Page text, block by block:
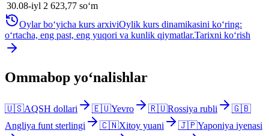
30.08-iyl 2 623,77 soʻm
Oylar bo‘yicha kurs arxiviOylik kurs dinamikasini ko‘ring:
o‘rtacha, eng past, eng yuqori va kunlik qiymatlar.Tarixni ko‘rish
Ommabop yo‘nalishlar
🇺🇸AQSH dollari 🇪🇺Yevro 🇷🇺Rossiya rubli
🇬🇧
Angliya funt sterlingi
🇨🇳Xitoy yuani 🇯🇵Yaponiya iyenasi